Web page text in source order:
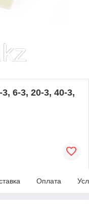
6-3, 20-3, 40-3,
Оплата